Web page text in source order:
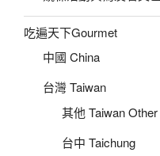
吃遍天下Gourmet
中國 China
台灣 Taiwan
其他 Taiwan Other
台中 Taichung